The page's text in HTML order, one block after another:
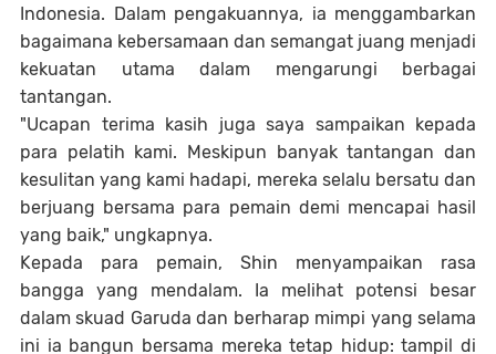
Indonesia. Dalam pengakuannya, ia menggambarkan
bagaimana kebersamaan dan semangat juang menjadi
kekuatan utama dalam mengarungi berbagai
tantangan.
"Ucapan terima kasih juga saya sampaikan kepada
para pelatih kami. Meskipun banyak tantangan dan
kesulitan yang kami hadapi, mereka selalu bersatu dan
berjuang bersama para pemain demi mencapai hasil
yang baik," ungkapnya.
Kepada para pemain, Shin menyampaikan rasa
bangga yang mendalam. Ia melihat potensi besar
dalam skuad Garuda dan berharap mimpi yang selama
ini ia bangun bersama mereka tetap hidup: tampil di